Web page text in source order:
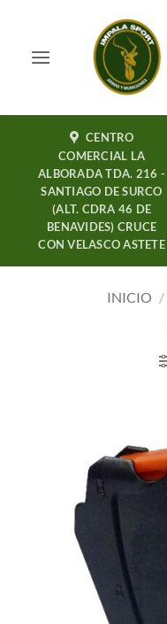
contenido
CENTRO
COMERCIAL LA
ALBORADA TDA. 216 -
SANTIAGO DE SURCO
(ALT. CDRA 46 DE
BENAVIDES) CRUCE
CON VELASCO ASTETE
INICIO /